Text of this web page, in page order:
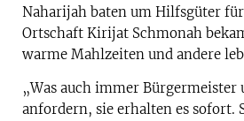
Naharijah baten um Hilfsgüter
Ortschaft Kirijat Schmonah
warme Mahlzeiten und andere
„Was auch immer Bürgermeister
anfordern, sie erhalten es sofort.